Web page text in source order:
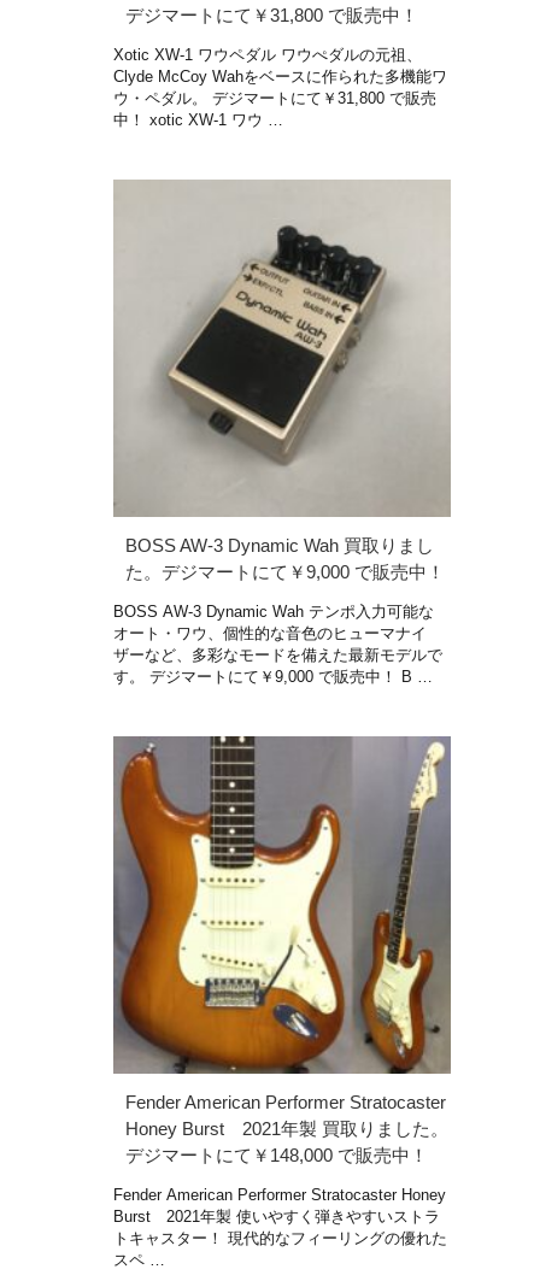
デジマートにて￥31,800 で販売中！
Xotic XW-1 ワウペダル ワウぺダルの元祖、
Clyde McCoy Wahをベースに作られた多機能ワ
ウ・ペダル。 デジマートにて￥31,800 で販売
中！ xotic XW-1 ワウ …
BOSS AW-3 Dynamic Wah 買取りまし
た。デジマートにて￥9,000 で販売中！
BOSS AW-3 Dynamic Wah テンポ入力可能な
オート・ワウ、個性的な音色のヒューマナイ
ザーなど、多彩なモードを備えた最新モデルで
す。 デジマートにて￥9,000 で販売中！ B …
Fender American Performer Stratocaster
Honey Burst 2021年製 買取りました。
デジマートにて￥148,000 で販売中！
Fender American Performer Stratocaster Honey
Burst 2021年製 使いやすく弾きやすいストラ
トキャスター！ 現代的なフィーリングの優れた
スペ …